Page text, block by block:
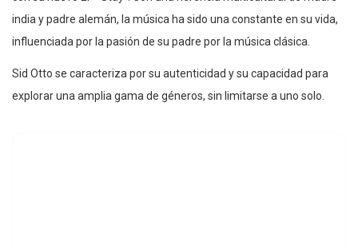
india y padre alemán, la música ha sido una constante en su vida,
influenciada por la pasión de su padre por la música clásica.
Sid Otto se caracteriza por su autenticidad y su capacidad para
explorar una amplia gama de géneros, sin limitarse a uno solo.